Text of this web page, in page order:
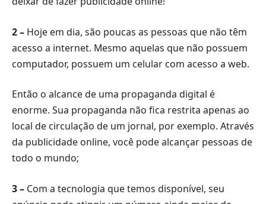
2 – Hoje em dia, são poucas as pessoas que não têm
acesso a internet. Mesmo aquelas que não possuem
computador, possuem um celular com acesso a web.
Então o alcance de uma propaganda digital é
enorme. Sua propaganda não fica restrita apenas ao
local de circulação de um jornal, por exemplo. Através
da publicidade online, você pode alcançar pessoas de
todo o mundo;
3 – Com a tecnologia que temos disponível, seu